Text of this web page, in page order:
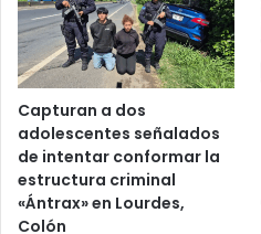
Capturan a dos
adolescentes señalados
de intentar conformar la
estructura criminal
«Ántrax» en Lourdes,
Colón